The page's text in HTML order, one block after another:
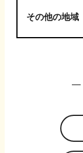
その他の地域